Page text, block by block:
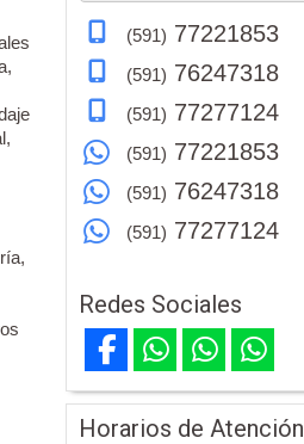
(591) 77221853
(591) 76247318
(591) 77277124
(591) 77221853
(591) 76247318
(591) 77277124
Redes Sociales
Horarios de Atención